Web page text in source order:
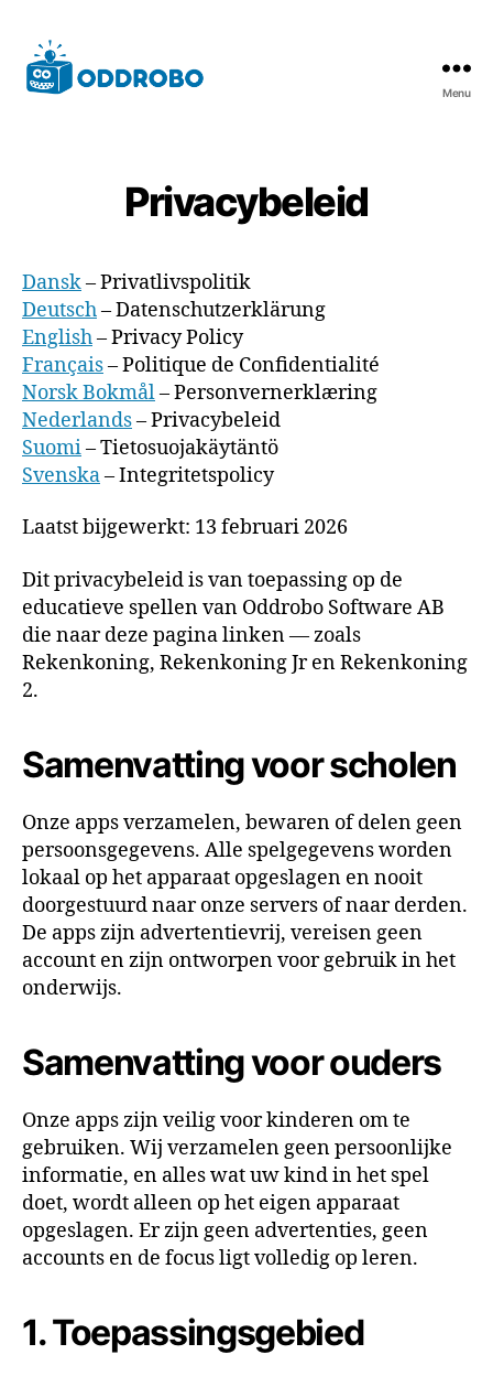
Menu
Privacybeleid
Dansk– Privatlivspolitik
Deutsch– Datenschutzerklärung
English– Privacy Policy
Français– Politique de Confidentialité
Norsk Bokmål– Personvernerklæring
Nederlands– Privacybeleid
Suomi– Tietosuojakäytäntö
Svenska– Integritetspolicy
Laatst bijgewerkt: 13 februari 2026
Dit privacybeleid is van toepassing op de
educatieve spellen van Oddrobo Software AB
die naar deze pagina linken — zoals
Rekenkoning, Rekenkoning Jr en Rekenkoning
2.
Samenvatting voor scholen
Onze apps verzamelen, bewaren of delen geen
persoonsgegevens. Alle spelgegevens worden
lokaal op het apparaat opgeslagen en nooit
doorgestuurd naar onze servers of naar derden.
De apps zijn advertentievrij, vereisen geen
account en zijn ontworpen voor gebruik in het
onderwijs.
Samenvatting voor ouders
Onze apps zijn veilig voor kinderen om te
gebruiken. Wij verzamelen geen persoonlijke
informatie, en alles wat uw kind in het spel
doet, wordt alleen op het eigen apparaat
opgeslagen. Er zijn geen advertenties, geen
accounts en de focus ligt volledig op leren.
1. Toepassingsgebied